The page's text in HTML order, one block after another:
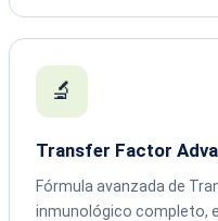
🔬
Transfer Factor
Fórmula avanzada de
inmunológico completo,